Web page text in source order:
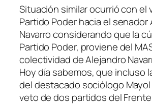
Situación similar ocurrió con el
Partido Poder hacia el senador
Navarro considerando que la
Partido Poder, proviene del
colectividad de Alejandro
Hoy día sabemos, que incluso
del destacado sociólogo
veto de dos partidos del